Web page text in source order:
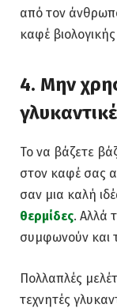
από τον
καφέ
4. Μην
Το να βάζετε
στον καφέ σας
σαν μια καλή
θερμίδες. Αλλά
συμφωνούν και
Πολλαπλές
τεχνητές